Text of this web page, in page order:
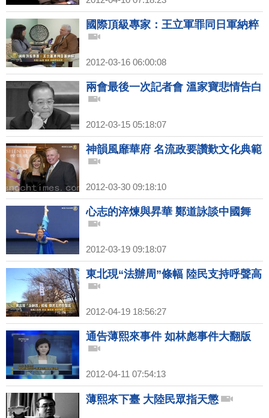
國際頂級專家：王立軍罪同日軍納粹
2012-03-16 06:00:08
兩會最後一次記者會 溫家寶悲情告白
2012-03-15 05:18:07
神韻風靡華府 名流政要讚歎文化典範
2012-03-30 09:18:10
心志的淬煉與昇華 鄭道詠談中國舞
2012-03-19 09:18:07
東北現“法辦周”條幅 陸民支持呼聲高
2012-04-19 18:56:27
通告薄熙來事件 如林彪事件大翻版
2012-04-11 07:54:13
薄熙來下臺 大陸民眾指天懲